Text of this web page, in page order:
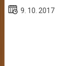
9. 10. 2017